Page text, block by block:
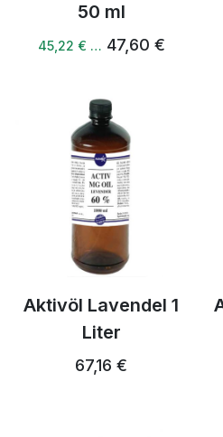
50 ml
45,22 € … 47,60 €
Aktivöl Lavendel 1
Liter
67,16 €